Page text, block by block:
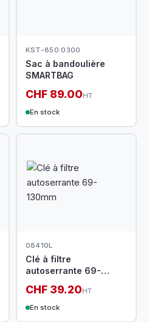
KST-850.0300
Sac à bandoulière
SMARTBAG
CHF 89.00HT
En stock
08410L
Clé à filtre
autoserrante 69-
CHF 39.20HT
En stock